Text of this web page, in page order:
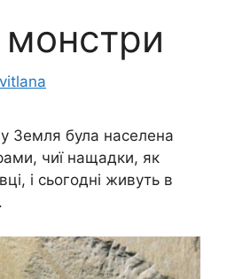
монстри
Земля була населена
чиї нащадки, як
і сьогодні живуть в